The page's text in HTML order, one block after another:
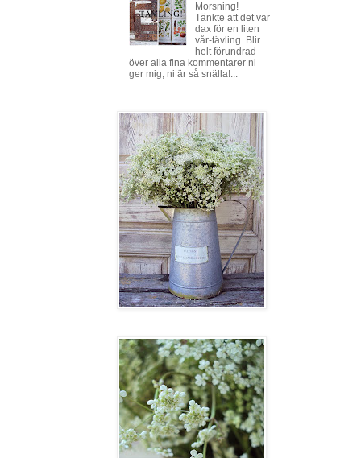
Morsning!
Tänkte att det var
dax för en liten
vår-tävling. Blir
helt förundrad
över alla fina kommentarer ni
ger mig, ni är så snälla!...